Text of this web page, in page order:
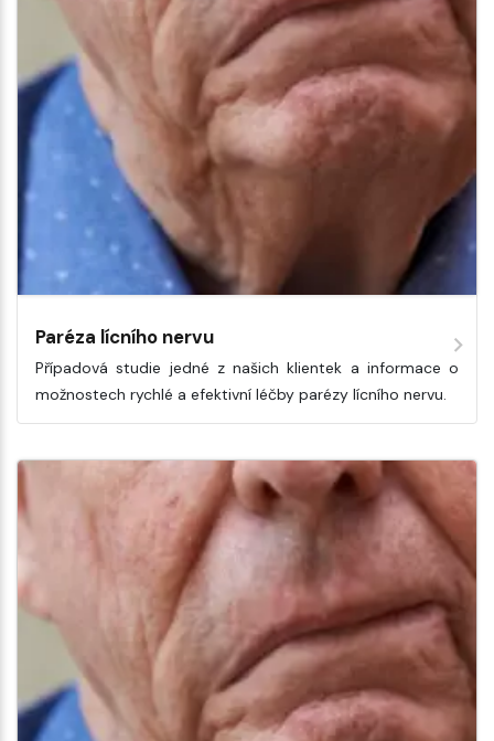
Paréza lícního nervu
Případová studie jedné z našich klientek a informace o
možnostech rychlé a efektivní léčby parézy lícního nervu.